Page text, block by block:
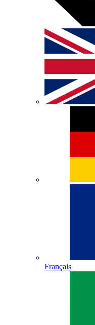
Français